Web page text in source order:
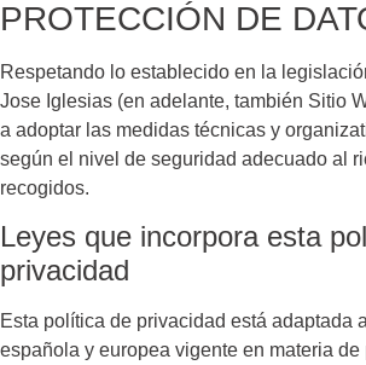
PROTECCIÓN DE
Respetando lo establecido en la
Jose Iglesias (en adelante, también Sitio
a adoptar las medidas técnicas y
según el nivel de seguridad adecuado al
recogidos.
Leyes que incorpora esta
privacidad
Esta política de privacidad está adaptada
española y europea vigente en materia